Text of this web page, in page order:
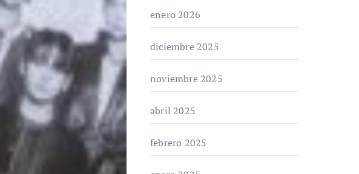
enero 2026
diciembre 2025
noviembre 2025
abril 2025
febrero 2025